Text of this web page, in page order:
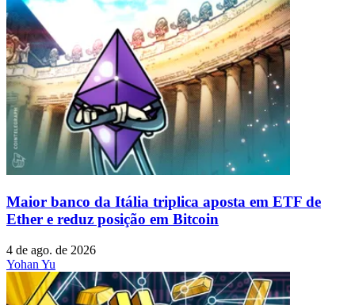
Maior banco da Itália triplica aposta em ETF de
Ether e reduz posição em Bitcoin
4 de ago. de 2026
Yohan Yu